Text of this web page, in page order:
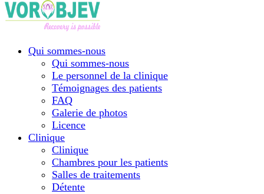
Qui sommes-nous
Qui sommes-nous
Le personnel de la clinique
Témoignages des patients
FAQ
Galerie de photos
Licence
Сlinique
Сlinique
Chambres pour les patients
Salles de traitements
Détente